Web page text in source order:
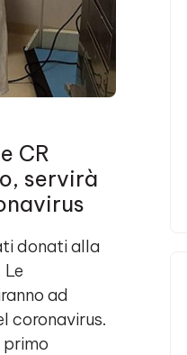
CR
servirà
donati alla
ad
coronavirus.